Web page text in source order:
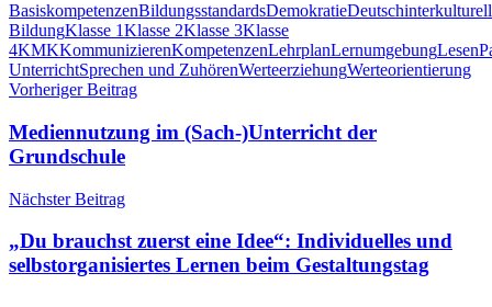
BasiskompetenzenBildungsstandardsDemokratieDeutsch
BildungKlasse 1Klasse 2Klasse 3Klasse
4KMKKommunizierenKompetenzenLehrplanLernumgebungLesen
UnterrichtSprechen und ZuhörenWerteerziehungWerteorientierung
Beitragsnavigation
Vorheriger Beitrag
Mediennutzung im (Sach-)Unterricht der
Grundschule
Nächster Beitrag
„Du brauchst zuerst eine Idee“: Individuelles und
selbstorganisiertes Lernen beim Gestaltungstag